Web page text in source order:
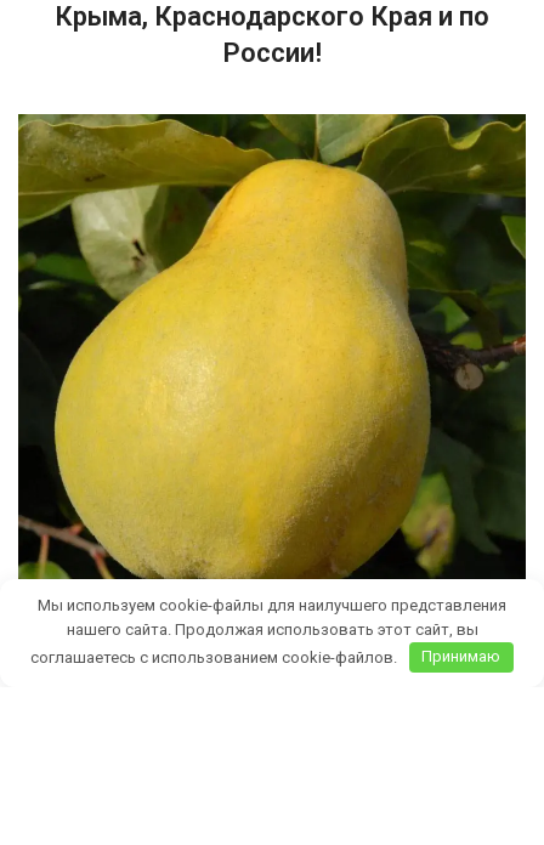
Крыма, Краснодарского Края и по
России!
Мы используем cookie-файлы для наилучшего представления
нашего сайта. Продолжая использовать этот сайт, вы
соглашаетесь с использованием cookie-файлов.
Принимаю